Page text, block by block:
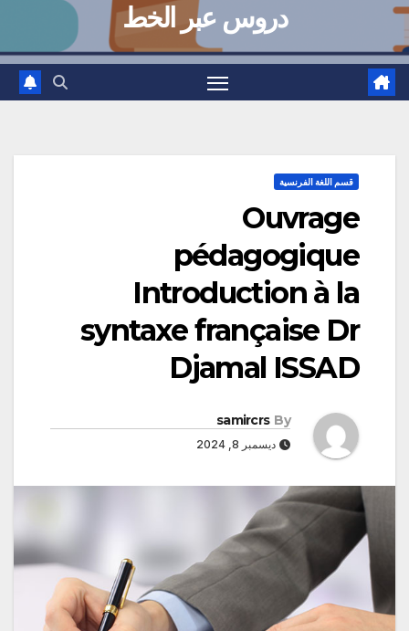
دروس عبر الخط
قسم اللغة الفرنسية
Ouvrage
pédagogique
Introduction à la
syntaxe française Dr
Djamal ISSAD
By
samircrs
ديسمبر 8, 2024